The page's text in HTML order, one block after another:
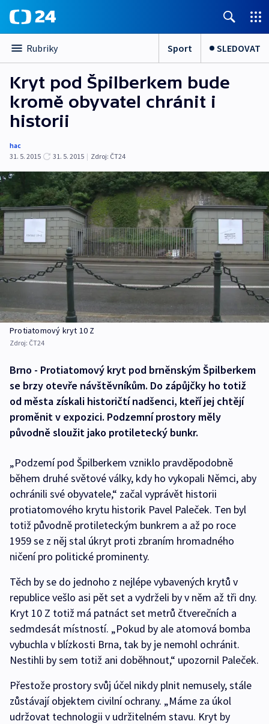
Rubriky Sport SLEDOVAT
Kryt pod Špilberkem bude
kromě obyvatel chránit i
historii
hac
31. 5. 2015
31. 5. 2015 | Zdroj: ČT24
Protiatomový kryt 10 Z
Zdroj: ČT24
Brno - Protiatomový kryt pod brněnským Špilberkem
se brzy otevře návštěvníkům. Do zápůjčky ho totiž
od města získali historičtí nadšenci, kteří jej chtějí
proměnit v expozici. Podzemní prostory měly
původně sloužit jako protiletecký bunkr.
„Podzemí pod Špilberkem vzniklo pravděpodobně
během druhé světové války, kdy ho vykopali Němci, aby
ochránili své obyvatele,“ začal vyprávět historii
protiatomového krytu historik Pavel Paleček. Ten byl
totiž původně protileteckým bunkrem a až po roce
1959 se z něj stal úkryt proti zbraním hromadného
ničení pro politické prominenty.
Těch by se do jednoho z nejlépe vybavených krytů v
republice vešlo asi pět set a vydrželi by v něm až tři dny.
Kryt 10 Z totiž má patnáct set metrů čtverečních a
sedmdesát místností. „Pokud by ale atomová bomba
vybuchla v blízkosti Brna, tak by je nemohl ochránit.
Nestihli by sem totiž ani doběhnout,“ upozornil Paleček.
Přestože prostory svůj účel nikdy plnit nemusely, stále
zůstávají objektem civilní ochrany. „Máme za úkol
udržovat technologii v udržitelném stavu. Kryt by